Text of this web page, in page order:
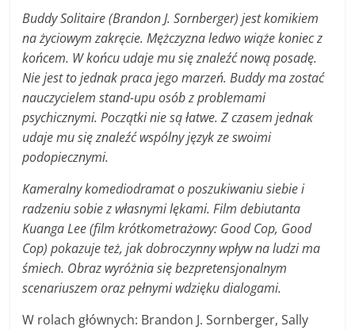
Buddy Solitaire (Brandon J. Sornberger) jest komikiem
na życiowym zakręcie. Mężczyzna ledwo wiąże koniec z
końcem. W końcu udaje mu się znaleźć nową posadę.
Nie jest to jednak praca jego marzeń. Buddy ma zostać
nauczycielem stand-upu osób z problemami
psychicznymi. Początki nie są łatwe. Z czasem jednak
udaje mu się znaleźć wspólny język ze swoimi
podopiecznymi.
Kameralny komediodramat o poszukiwaniu siebie i
radzeniu sobie z własnymi lękami. Film debiutanta
Kuanga Lee (film krótkometrażowy: Good Cop, Good
Cop) pokazuje też, jak dobroczynny wpływ na ludzi ma
śmiech. Obraz wyróżnia się bezpretensjonalnym
scenariuszem oraz pełnymi wdzięku dialogami.
W rolach głównych: Brandon J. Sornberger, Sally